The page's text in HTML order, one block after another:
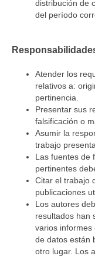
distribución de
del período
Atender los
relativos a:
pertinencia.
Presentar sus
falsificación o
Asumir la
trabajo
Las fuentes de
pertinentes
Citar el trabajo
publicaciones
Los autores
resultados han
varios informes
de datos están
otro lugar. Los